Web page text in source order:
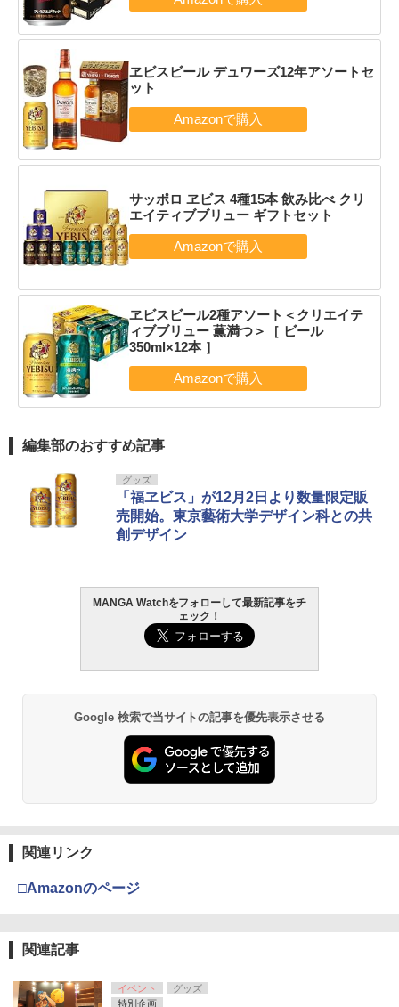
ヱビスビール デュワーズ12年アソートセ
ット
サッポロ ヱビス 4種15本 飲み比べ クリ
エイティブブリュー ギフトセット
ヱビスビール2種アソート＜クリエイテ
ィブブリュー 薫満つ＞［ ビール
350ml×12本 ］
編集部のおすすめ記事
グッズ
「福ヱビス」が12月2日より数量限定販
売開始。東京藝術大学デザイン科との共
創デザイン
MANGA Watchをフォローして最新記事をチ
ェック！
Google 検索で当サイトの記事を優先表示させる
関連リンク
□Amazonのページ
関連記事
イベント
グッズ
特別企画